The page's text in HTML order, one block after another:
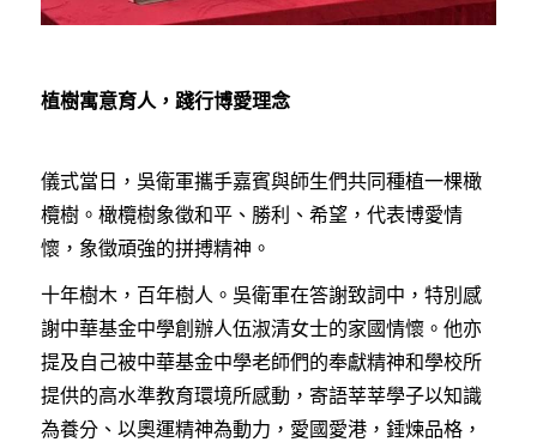
植樹寓意育人，踐行博愛理念
儀式當日，吳衛軍攜手嘉賓與師生們共同種植一棵橄
欖樹。橄欖樹象徵和平、勝利、希望，代表博愛情
懷，象徵頑強的拼搏精神。
十年樹木，百年樹人。吳衛軍在答謝致詞中，特別感
謝中華基金中學創辦人伍淑清女士的家國情懷。他亦
提及自己被中華基金中學老師們的奉獻精神和學校所
提供的高水準教育環境所感動，寄語莘莘學子以知識
為養分、以奧運精神為動力，愛國愛港，錘煉品格，